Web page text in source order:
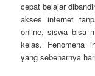
cepat belajar
akses internet
online, siswa bisa
kelas. Fenomena
yang sebenarnya